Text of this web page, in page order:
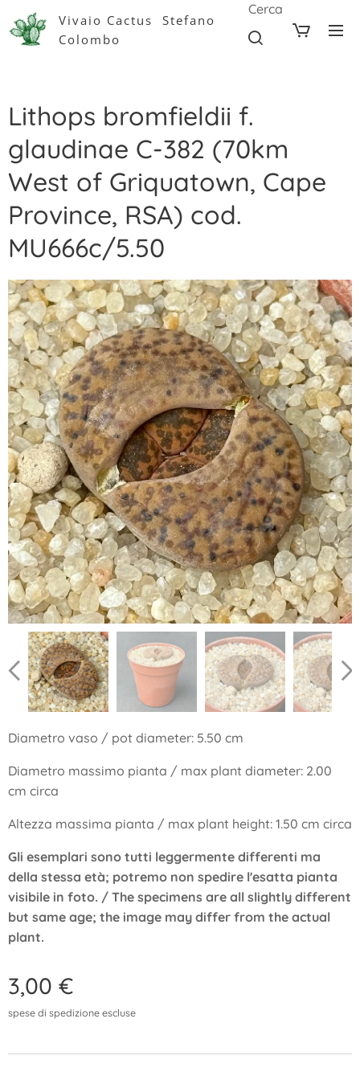
Vivaio Cactus Stefano
Colombo
Cerca
Lithops bromfieldii f.
glaudinae C-382 (70km
West of Griquatown, Cape
Province, RSA) cod.
MU666c/5.50
Diametro vaso / pot diameter: 5.50 cm
Diametro massimo pianta / max plant diameter: 2.00
cm circa
Altezza massima pianta / max plant height: 1.50 cm circa
Gli esemplari sono tutti leggermente differenti ma
della stessa età; potremo non spedire l'esatta pianta
visibile in foto. / The specimens are all slightly different
but same age; the image may differ from the actual
plant.
3,00 €
spese di spedizione escluse